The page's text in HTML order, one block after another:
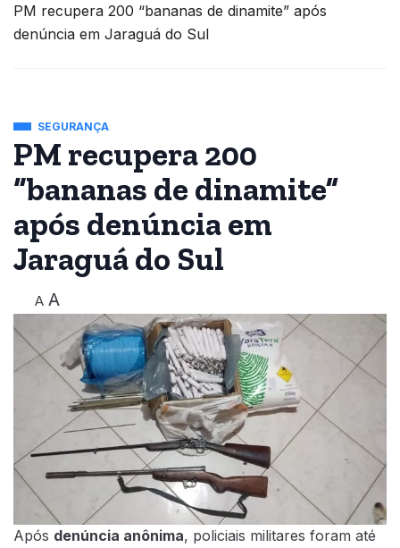
PM recupera 200 “bananas de dinamite” após
denúncia em Jaraguá do Sul
SEGURANÇA
PM recupera 200
“bananas de dinamite”
após denúncia em
Jaraguá do Sul
A A
Após denúncia anônima, policiais militares foram até